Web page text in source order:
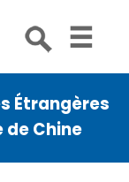
Étrangères
de Chine